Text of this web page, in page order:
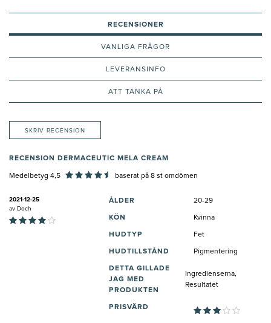
RECENSIONER
VANLIGA FRÅGOR
LEVERANSINFO
ATT TÄNKA PÅ
SKRIV RECENSION
RECENSION DERMACEUTIC MELA CREAM
Medelbetyg 4,5 baserat på 8 st omdömen
2021-12-25
av Doch
ÅLDER 20-29
KÖN Kvinna
HUDTYP Fet
HUDTILLSTÅND Pigmentering
DETTA GILLADE
JAG MED
PRODUKTEN
Ingredienserna,
Resultatet
PRISVÄRD